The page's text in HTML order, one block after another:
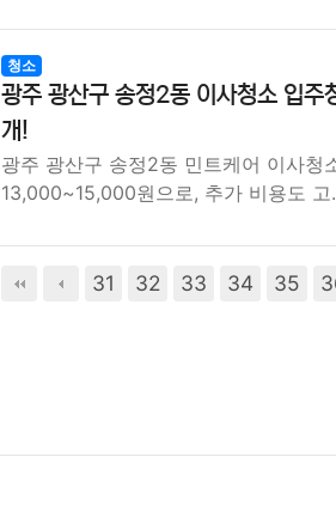
청소
광주 광산구 송정2동 이사청소 입주
개!
광주 광산구 송정2동 민트케어 이사청
13,000~15,000원으로, 추가 비용도
31 32 33 34 35
다음 맨끝